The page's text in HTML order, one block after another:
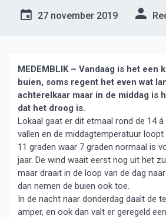
27 november 2019
MEDEMBLIK – Vandaag is het een
buien, soms regent het even wat
achterelkaar maar in de middag is
dat het droog is.
Lokaal gaat er dit etmaal rond de 14
vallen en de middagtemperatuur
11 graden waar 7 graden normaal is
jaar. De wind waait eerst nog uit het
maar draait in de loop van de dag
dan nemen de buien ook toe.
In de nacht naar donderdag daalt de
amper, en ook dan valt er geregeld